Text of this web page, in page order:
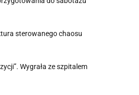
sterowanego chaosu
Wygrała ze szpitalem